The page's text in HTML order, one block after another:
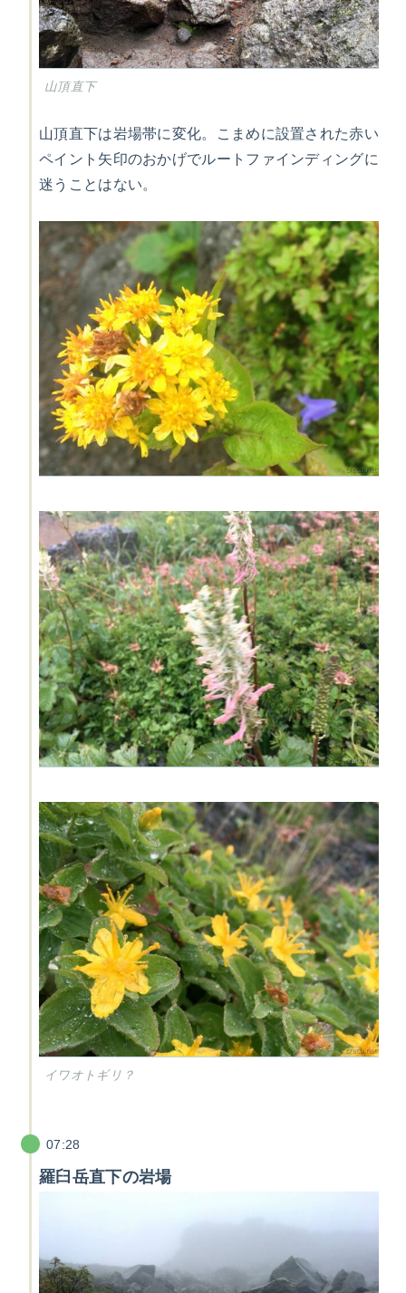
山頂直下
山頂直下は岩場帯に変化。こまめに設置された赤い
ペイント矢印のおかげでルートファインディングに
迷うことはない。
イワオトギリ？
07:28
羅臼岳直下の岩場